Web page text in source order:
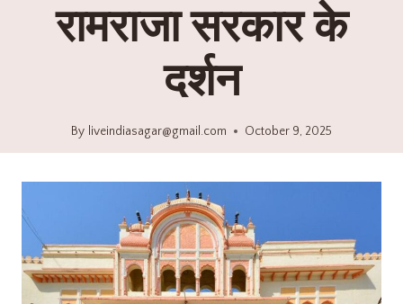
रामराजा सरकार के
दर्शन
By liveindiasagar@gmail.com October 9, 2025